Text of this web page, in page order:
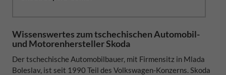
Wissenswertes zum tschechischen Automobil-
und Motorenhersteller Skoda
Der tschechische Automobilbauer, mit Firmensitz in Mlada
Boleslav, ist seit 1990 Teil des Volkswagen-Konzerns. Skoda